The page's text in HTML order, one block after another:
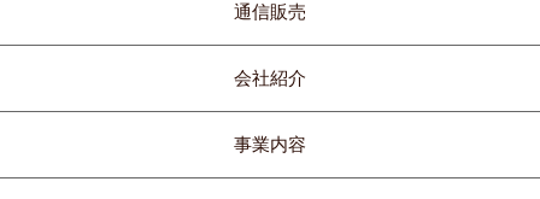
通信販売
会社紹介
事業内容